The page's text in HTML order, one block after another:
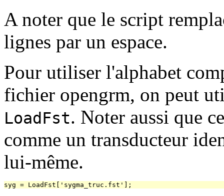
A noter que le script
lignes par un espace.
Pour utiliser l'alphabet
fichier opengrm, on peut
LoadFst. Noter aussi que
comme un transducteur
lui-même.